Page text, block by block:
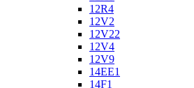
12R4
12V2
12V22
12V4
12V9
14EE1
14F1